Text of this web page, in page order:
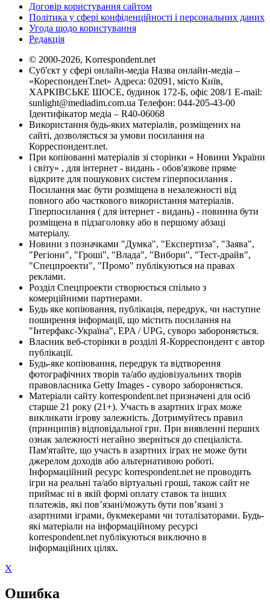
Договір користування сайтом
Політика у сфері конфіденційності і персональних даних
Угода щодо користування
Редакція
© 2000-2026, Korrespondent.net
Суб'єкт у сфері онлайн-медіа Назва онлайн-медіа –
«КореспонденТ.net» Адреса: 02091, місто Київ,
ХАРКІВСЬКЕ ШОСЕ, будинок 172-Б, офіс 208/1 E-mail:
sunlight@mediadim.com.ua Телефон: 044-205-43-00
Ідентифікатор медіа – R40-06068
Використання будь-яких матеріалів, розміщених на
сайті, дозволяється за умови посилання на
Корреспондент.net.
При копіюванні матеріалів зі сторінки « Новини України
і світу» , для інтернет - видань - обов'язкове пряме
відкрите для пошукових систем гіперпосилання .
Посилання має бути розміщена в незалежності від
повного або часткового використання матеріалів.
Гіперпосилання ( для інтернет - видань) - повинна бути
розміщена в підзаголовку або в першому абзаці
матеріалу.
Новини з позначками "Думка", "Експертиза", "Заява",
"Регіони", "Гроші", "Влада", "Вибори", "Тест-драйв",
"Спецпроекти", "Промо" публікуються на правах
реклами.
Розділ Спецпроекти створюється спільно з
комерційними партнерами.
Будь яке копіювання, публікація, передрук, чи наступне
поширення інформації, що містить посилання на
"Інтерфакс-Україна", EPA / UPG, суворо забороняється.
Власник веб-сторінки в розділі Я-Корреспондент є автор
публікації.
Будь-яке копіювання, передрук та відтворення
фотографічних творів та/або аудіовізуальних творів
правовласника Getty Images - суворо забороняється.
Матеріали сайту korrespondent.net призначені для осіб
старше 21 року (21+). Участь в азартних іграх може
викликати ігрову залежність. Дотримуйтесь правил
(принципів) відповідальної гри. При виявленні перших
ознак залежності негайно зверніться до спеціаліста.
Пам'ятайте, що участь в азартних іграх не може бути
джерелом доходів або альтернативою роботі.
Інформаційний ресурс korrespondent.net не проводить
ігри на реальні та/або віртуальні гроші, також сайт не
приймає ні в якій формі оплату ставок та інших
платежів, які пов’язані/можуть бути пов’язані з
азартними іграми, букмекерами чи тоталізаторами. Будь-
які матеріали на інформаційному ресурсі
korrespondent.net публікуються виключно в
інформаційних цілях.
X
Ошибка